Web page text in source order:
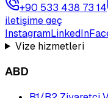
+90 533 438 73 14
iletişime geç
InstagramLinkedIn
Vize hizmetleri
ABD